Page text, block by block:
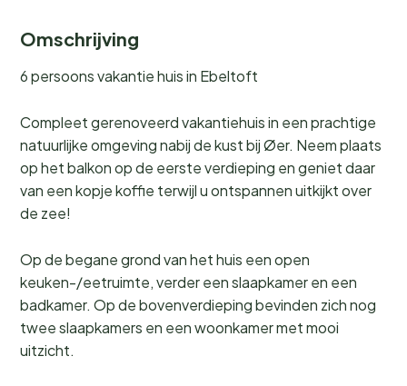
Omschrijving
6 persoons vakantie huis in Ebeltoft
Compleet gerenoveerd vakantiehuis in een prachtige
natuurlijke omgeving nabij de kust bij Øer. Neem plaats
op het balkon op de eerste verdieping en geniet daar
van een kopje koffie terwijl u ontspannen uitkijkt over
de zee!
Op de begane grond van het huis een open
keuken-/eetruimte, verder een slaapkamer en een
badkamer. Op de bovenverdieping bevinden zich nog
twee slaapkamers en een woonkamer met mooi
uitzicht.